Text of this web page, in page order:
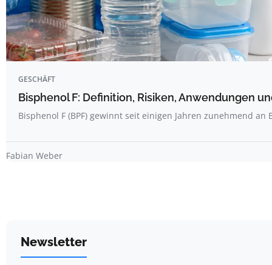
GESCHÄFT
Bisphenol F: Definition, Risiken, Anwendungen
Bisphenol F (BPF) gewinnt seit einigen Jahren zunehmend an
Fabian Weber
Newsletter